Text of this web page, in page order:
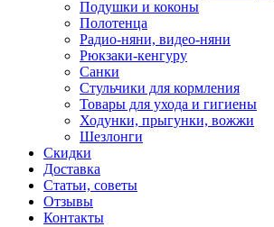
Подушки и коконы
Полотенца
Радио-няни, видео-няни
Рюкзаки-кенгуру
Санки
Стульчики для кормления
Товары для ухода и гигиены
Ходунки, прыгунки, вожжи
Шезлонги
Скидки
Доставка
Статьи, советы
Отзывы
Контакты